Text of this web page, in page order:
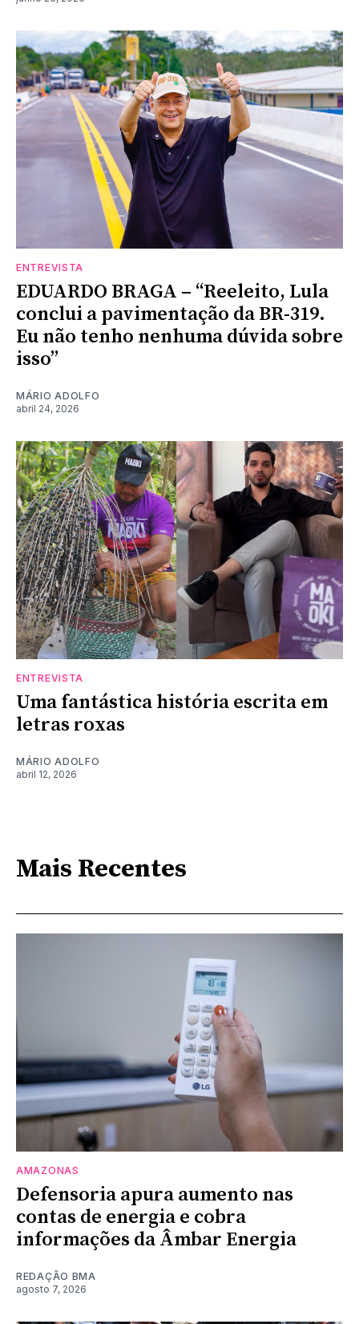
ENTREVISTA
EDUARDO BRAGA – “Reeleito, Lula
conclui a pavimentação da BR-319.
Eu não tenho nenhuma dúvida sobre
isso”
MÁRIO ADOLFO
abril 24, 2026
ENTREVISTA
Uma fantástica história escrita em
letras roxas
MÁRIO ADOLFO
abril 12, 2026
Mais Recentes
AMAZONAS
Defensoria apura aumento nas
contas de energia e cobra
informações da Âmbar Energia
REDAÇÃO BMA
agosto 7, 2026